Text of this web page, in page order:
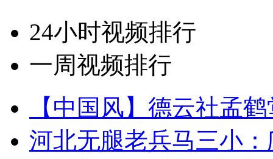
24小时视频排行
一周视频排行
【中国风】德云社孟
河北无腿老兵马三小